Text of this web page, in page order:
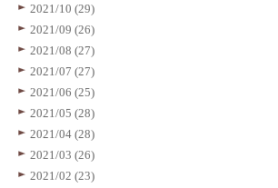
2021/10 (29)
2021/09 (26)
2021/08 (27)
2021/07 (27)
2021/06 (25)
2021/05 (28)
2021/04 (28)
2021/03 (26)
2021/02 (23)